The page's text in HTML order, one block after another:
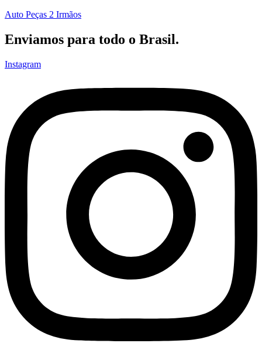
Auto Peças 2 Irmãos
Enviamos para todo o Brasil.
Instagram